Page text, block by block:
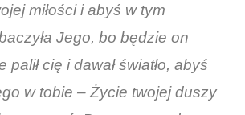
miłości i abyś w tym
Jego, bo będzie on
palił cię i dawał światło, abyś
w tobie – Życie twojej duszy